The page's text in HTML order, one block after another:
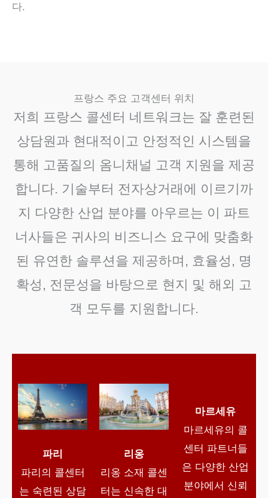
다.
프랑스 주요 고객센터 위치
저희 프랑스 콜센터 네트워크는 잘 훈련된
상담원과 현대적이고 안정적인 시스템을
통해 고품질의 옴니채널 고객 지원을 제공
합니다. 기술부터 전자상거래에 이르기까
지 다양한 산업 분야를 아우르는 이 파트
너사들은 귀사의 비즈니스 요구에 맞춤화
된 유연한 솔루션을 제공하며, 효율성, 명
확성, 전문성을 바탕으로 현지 및 해외 고
객 모두를 지원합니다.
파리
파리의 콜센터
는 숙련된 상담
리옹
리옹 소재 콜센
터는 신속한 대
마르세유
마르세유의 콜
센터 파트너들
은 다양한 산업
분야에서 신뢰